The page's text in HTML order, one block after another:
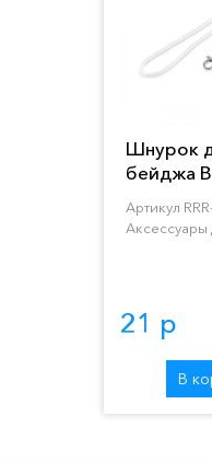
Шнурок
бейджа
Артикул
21 р
В